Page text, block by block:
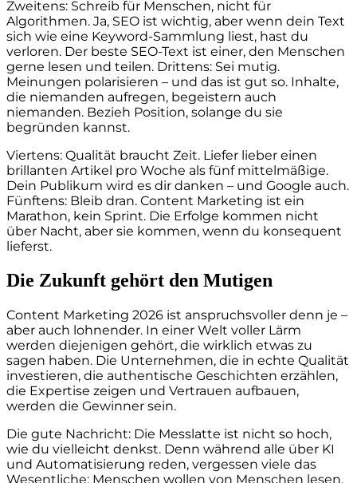
Zweitens: Schreib für Menschen, nicht für
Algorithmen. Ja, SEO ist wichtig, aber wenn dein Text
sich wie eine Keyword-Sammlung liest, hast du
verloren. Der beste SEO-Text ist einer, den Menschen
gerne lesen und teilen. Drittens: Sei mutig.
Meinungen polarisieren – und das ist gut so. Inhalte,
die niemanden aufregen, begeistern auch
niemanden. Bezieh Position, solange du sie
begründen kannst.
Viertens: Qualität braucht Zeit. Liefer lieber einen
brillanten Artikel pro Woche als fünf mittelmäßige.
Dein Publikum wird es dir danken – und Google auch.
Fünftens: Bleib dran. Content Marketing ist ein
Marathon, kein Sprint. Die Erfolge kommen nicht
über Nacht, aber sie kommen, wenn du konsequent
lieferst.
Die Zukunft gehört den Mutigen
Content Marketing 2026 ist anspruchsvoller denn je –
aber auch lohnender. In einer Welt voller Lärm
werden diejenigen gehört, die wirklich etwas zu
sagen haben. Die Unternehmen, die in echte Qualität
investieren, die authentische Geschichten erzählen,
die Expertise zeigen und Vertrauen aufbauen,
werden die Gewinner sein.
Die gute Nachricht: Die Messlatte ist nicht so hoch,
wie du vielleicht denkst. Denn während alle über KI
und Automatisierung reden, vergessen viele das
Wesentliche: Menschen wollen von Menschen lesen.